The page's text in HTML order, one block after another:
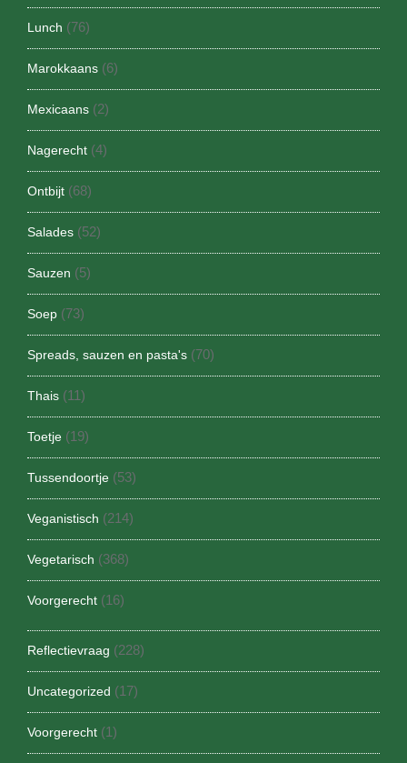
Lunch (76)
Marokkaans (6)
Mexicaans (2)
Nagerecht (4)
Ontbijt (68)
Salades (52)
Sauzen (5)
Soep (73)
Spreads, sauzen en pasta's (70)
Thais (11)
Toetje (19)
Tussendoortje (53)
Veganistisch (214)
Vegetarisch (368)
Voorgerecht (16)
Reflectievraag (228)
Uncategorized (17)
Voorgerecht (1)